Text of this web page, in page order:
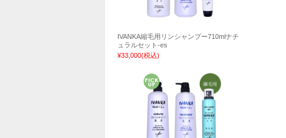
IVANKA縮毛用リンシャンプー710mlナチ
ュラルセット-es
¥33,000(税込)